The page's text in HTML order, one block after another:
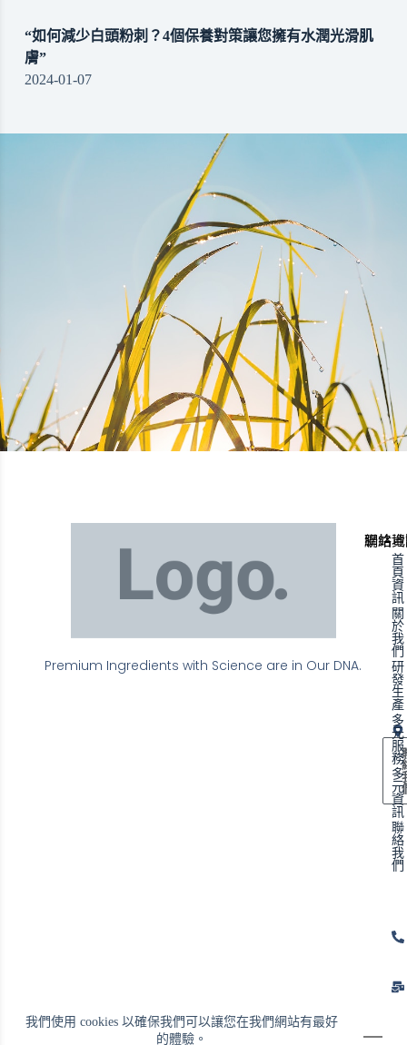
我們使用 cookies 以確保我們可以讓您在我們網站有最好
的體驗。
“如何減少白頭粉刺？4個保養對策讓您擁有水潤光滑肌
膚”
2024-01-07
Premium Ingredients with Science are in Our DNA.
聯絡
網站
首
頁
資
訊
關
於
我
們
研
發
生
產
多
元
服
務
多
元
資
訊
聯
絡
我
們